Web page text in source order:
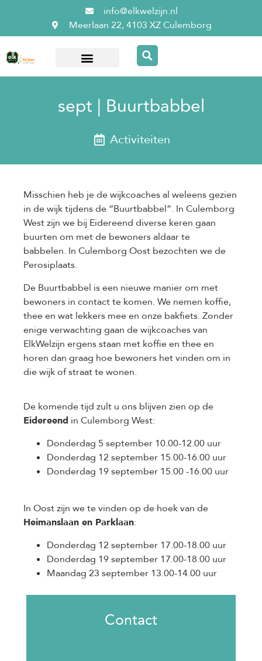
info@elkwelzijn.nl
Meerlaan 22, 4103 XZ Culemborg
sept | Buurtbabbel
Activiteiten
Misschien heb je de wijkcoaches al weleens gezien
in de wijk tijdens de “Buurtbabbel”. In Culemborg
West zijn we bij Eidereend diverse keren gaan
buurten om met de bewoners aldaar te
babbelen. In Culemborg Oost bezochten we de
Perosiplaats.
De Buurtbabbel is een nieuwe manier om met
bewoners in contact te komen. We nemen koffie,
thee en wat lekkers mee en onze bakfiets. Zonder
enige verwachting gaan de wijkcoaches van
ElkWelzijn ergens staan met koffie en thee en
horen dan graag hoe bewoners het vinden om in
die wijk of straat te wonen.
De komende tijd zult u ons blijven zien op de
Eidereend in Culemborg West:
Donderdag 5 september 10.00-12.00 uur
Donderdag 12 september 15.00-16.00 uur
Donderdag 19 september 15.00 -16.00 uur
In Oost zijn we te vinden op de hoek van de
Heimanslaan en Parklaan:
Donderdag 12 september 17.00-18.00 uur
Donderdag 19 september 17.00-18.00 uur
Maandag 23 september 13.00-14.00 uur
Contact